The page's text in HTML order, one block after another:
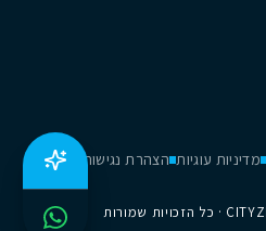
מדיניות עוגיות הצהרת נגישות